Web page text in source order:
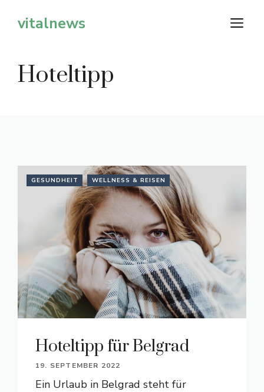
Inhaltvitalnews
Hoteltipp
GESUNDHEIT WELLNESS & REISEN
Hoteltipp für Belgrad
19. SEPTEMBER 2022
Ein Urlaub in Belgrad steht für